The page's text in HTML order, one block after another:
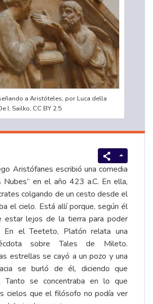
a Aristóteles, por Luca della
I, Sailko, CC BY 2.5
Aristófanes escribió una comedia
Nubes” en el año 423 a.C. En ella,
colgando de un cesto desde el
el cielo. Está allí porque, según él
estar lejos de la tierra para poder
En el Teeteto, Platón relata una
sobre Tales de Mileto.
estrellas se cayó a un pozo y una
se burló de él, diciendo que
Tanto se concentraba en lo que
cielos que el filósofo no podía ver